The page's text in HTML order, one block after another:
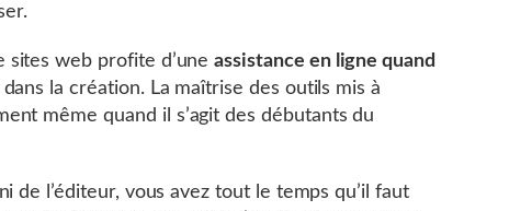
sites web profite d’uneassistance en ligne quand
dans la création. La maîtrise des outils mis à
même quand il s’agit des débutants du
de l’éditeur, vous avez tout le temps qu’il faut